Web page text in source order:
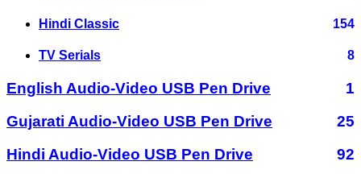
Hindi Classic 154
TV Serials 8
English Audio-Video USB Pen Drive
1
Gujarati Audio-Video USB Pen Drive
25
Hindi Audio-Video USB Pen Drive
92